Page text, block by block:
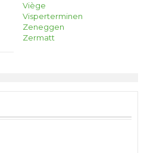
Viège
Visperterminen
Zeneggen
Zermatt